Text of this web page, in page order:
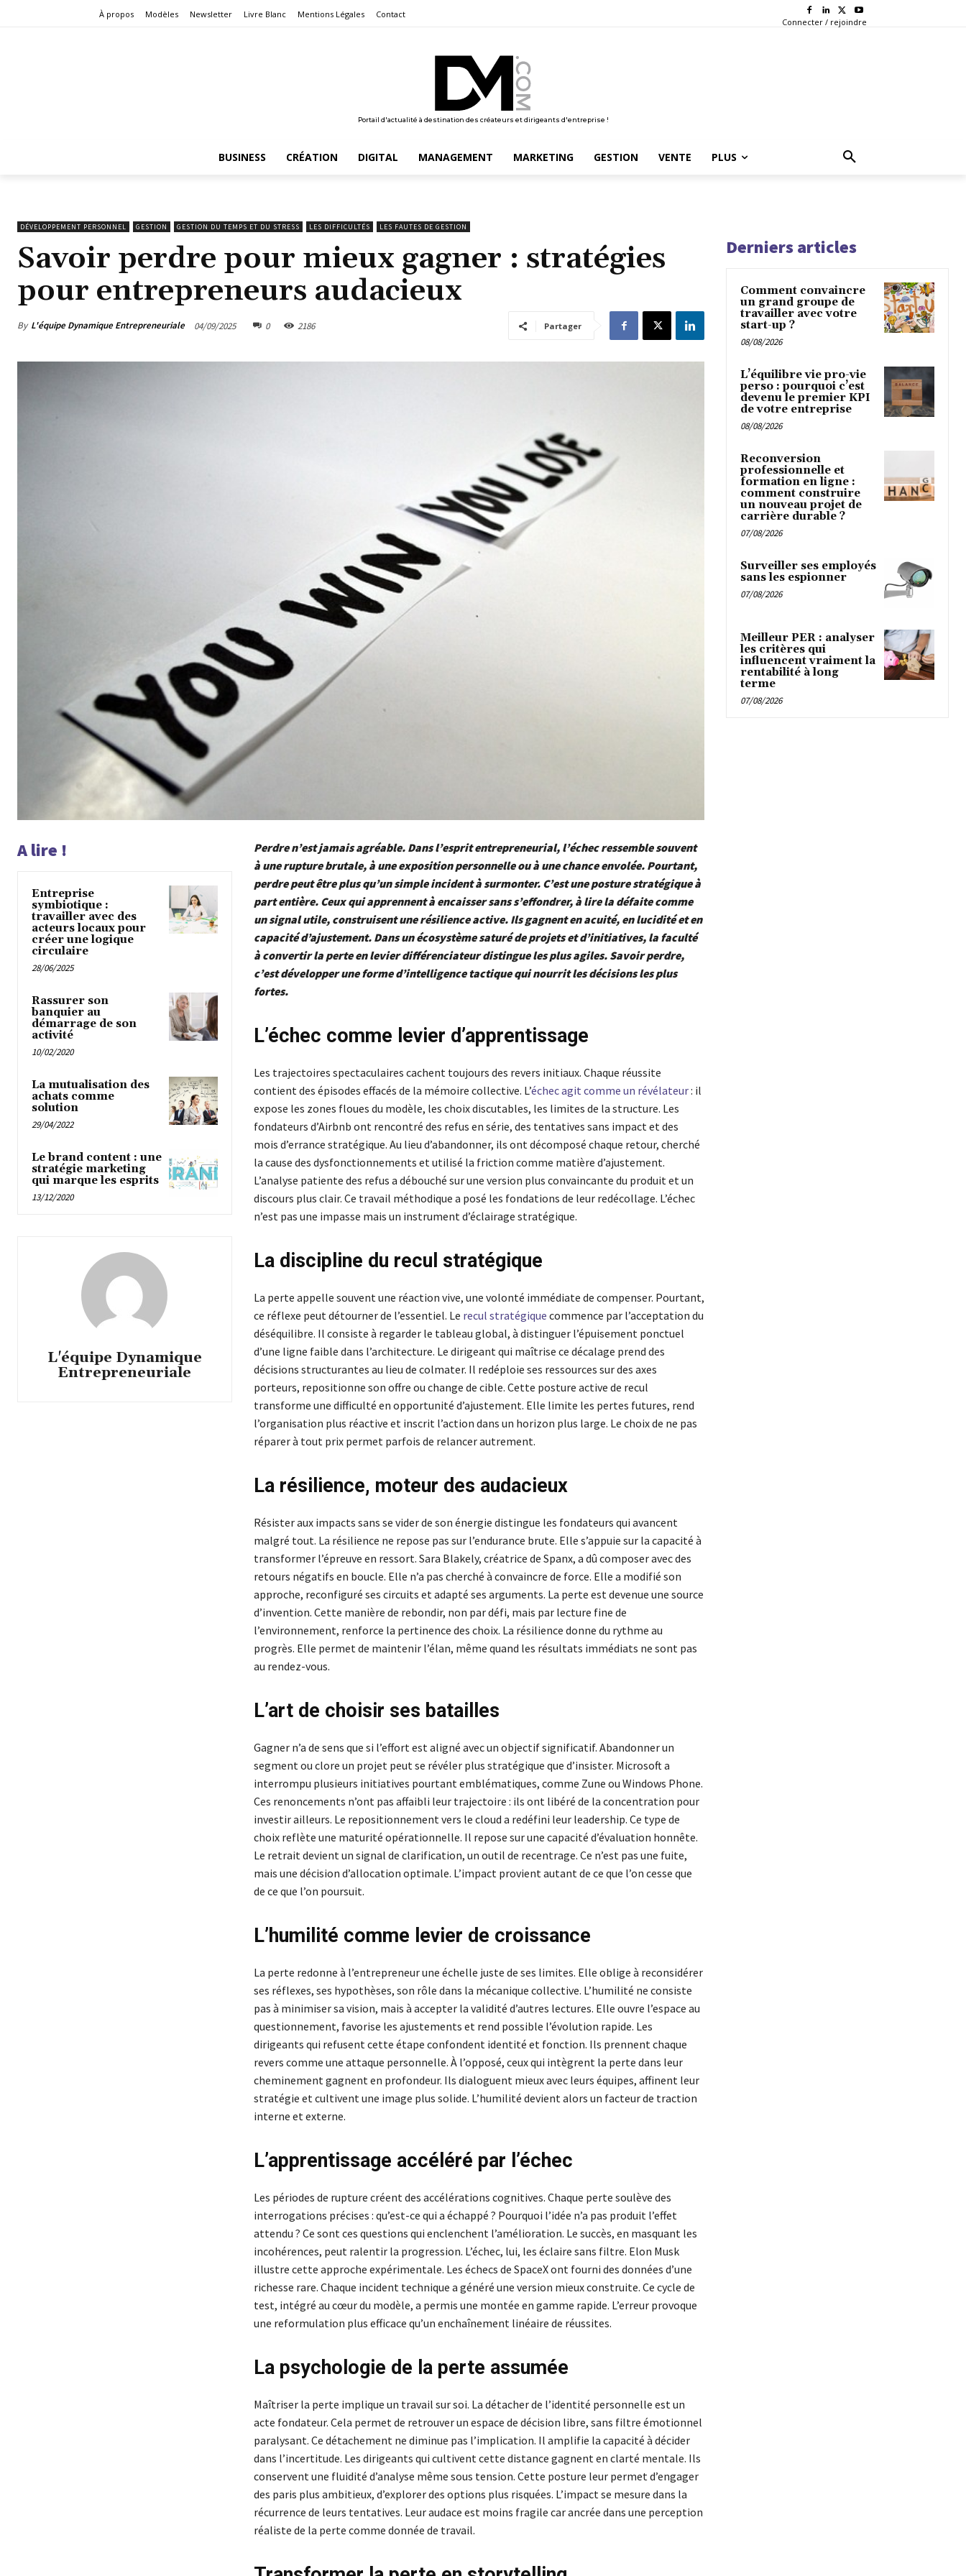
À propos Modèles Newsletter Livre Blanc Mentions Légales Contact
Connecter / rejoindre
Portail d'actualité à destination des créateurs et dirigeants d'entreprise !
BUSINESS CRÉATION DIGITAL MANAGEMENT MARKETING GESTION VENTE PLUS
DÉVELOPPEMENT PERSONNEL GESTION GESTION DU TEMPS ET DU STRESS LES DIFFICULTÉS LES FAUTES DE GESTION
Savoir perdre pour mieux gagner : stratégies
pour entrepreneurs audacieux
By L'équipe Dynamique Entrepreneuriale 04/09/2025 0 2186 Partager
A lire !
Entreprise
symbiotique :
travailler avec des
acteurs locaux pour
créer une logique
circulaire
28/06/2025
Rassurer son
banquier au
démarrage de son
activité
10/02/2020
La mutualisation des
achats comme
solution
29/04/2022
Le brand content : une
stratégie marketing
qui marque les esprits
13/12/2020
L'équipe Dynamique
Entrepreneuriale
Perdre n’est jamais agréable. Dans l’esprit entrepreneurial, l’échec ressemble souvent
à une rupture brutale, à une exposition personnelle ou à une chance envolée. Pourtant,
perdre peut être plus qu’un simple incident à surmonter. C’est une posture stratégique à
part entière. Ceux qui apprennent à encaisser sans s’effondrer, à lire la défaite comme
un signal utile, construisent une résilience active. Ils gagnent en acuité, en lucidité et en
capacité d’ajustement. Dans un écosystème saturé de projets et d’initiatives, la faculté
à convertir la perte en levier différenciateur distingue les plus agiles. Savoir perdre,
c’est développer une forme d’intelligence tactique qui nourrit les décisions les plus
fortes.
L’échec comme levier d’apprentissage
Les trajectoires spectaculaires cachent toujours des revers initiaux. Chaque réussite
contient des épisodes effacés de la mémoire collective. L’échec agit comme un révélateur: il
expose les zones floues du modèle, les choix discutables, les limites de la structure. Les
fondateurs d’Airbnb ont rencontré des refus en série, des tentatives sans impact et des
mois d’errance stratégique. Au lieu d’abandonner, ils ont décomposé chaque retour, cherché
la cause des dysfonctionnements et utilisé la friction comme matière d’ajustement.
L’analyse patiente des refus a débouché sur une version plus convaincante du produit et un
discours plus clair. Ce travail méthodique a posé les fondations de leur redécollage. L’échec
n’est pas une impasse mais un instrument d’éclairage stratégique.
La discipline du recul stratégique
La perte appelle souvent une réaction vive, une volonté immédiate de compenser. Pourtant,
ce réflexe peut détourner de l’essentiel. Le recul stratégique commence par l’acceptation du
déséquilibre. Il consiste à regarder le tableau global, à distinguer l’épuisement ponctuel
d’une ligne faible dans l’architecture. Le dirigeant qui maîtrise ce décalage prend des
décisions structurantes au lieu de colmater. Il redéploie ses ressources sur des axes
porteurs, repositionne son offre ou change de cible. Cette posture active de recul
transforme une difficulté en opportunité d’ajustement. Elle limite les pertes futures, rend
l’organisation plus réactive et inscrit l’action dans un horizon plus large. Le choix de ne pas
réparer à tout prix permet parfois de relancer autrement.
La résilience, moteur des audacieux
Résister aux impacts sans se vider de son énergie distingue les fondateurs qui avancent
malgré tout. La résilience ne repose pas sur l’endurance brute. Elle s’appuie sur la capacité à
transformer l’épreuve en ressort. Sara Blakely, créatrice de Spanx, a dû composer avec des
retours négatifs en boucle. Elle n’a pas cherché à convaincre de force. Elle a modifié son
approche, reconfiguré ses circuits et adapté ses arguments. La perte est devenue une source
d’invention. Cette manière de rebondir, non par défi, mais par lecture fine de
l’environnement, renforce la pertinence des choix. La résilience donne du rythme au
progrès. Elle permet de maintenir l’élan, même quand les résultats immédiats ne sont pas
au rendez-vous.
L’art de choisir ses batailles
Gagner n’a de sens que si l’effort est aligné avec un objectif significatif. Abandonner un
segment ou clore un projet peut se révéler plus stratégique que d’insister. Microsoft a
interrompu plusieurs initiatives pourtant emblématiques, comme Zune ou Windows Phone.
Ces renoncements n’ont pas affaibli leur trajectoire : ils ont libéré de la concentration pour
investir ailleurs. Le repositionnement vers le cloud a redéfini leur leadership. Ce type de
choix reflète une maturité opérationnelle. Il repose sur une capacité d’évaluation honnête.
Le retrait devient un signal de clarification, un outil de recentrage. Ce n’est pas une fuite,
mais une décision d’allocation optimale. L’impact provient autant de ce que l’on cesse que
de ce que l’on poursuit.
L’humilité comme levier de croissance
La perte redonne à l’entrepreneur une échelle juste de ses limites. Elle oblige à reconsidérer
ses réflexes, ses hypothèses, son rôle dans la mécanique collective. L’humilité ne consiste
pas à minimiser sa vision, mais à accepter la validité d’autres lectures. Elle ouvre l’espace au
questionnement, favorise les ajustements et rend possible l’évolution rapide. Les
dirigeants qui refusent cette étape confondent identité et fonction. Ils prennent chaque
revers comme une attaque personnelle. À l’opposé, ceux qui intègrent la perte dans leur
cheminement gagnent en profondeur. Ils dialoguent mieux avec leurs équipes, affinent leur
stratégie et cultivent une image plus solide. L’humilité devient alors un facteur de traction
interne et externe.
L’apprentissage accéléré par l’échec
Les périodes de rupture créent des accélérations cognitives. Chaque perte soulève des
interrogations précises : qu’est-ce qui a échappé ? Pourquoi l’idée n’a pas produit l’effet
attendu ? Ce sont ces questions qui enclenchent l’amélioration. Le succès, en masquant les
incohérences, peut ralentir la progression. L’échec, lui, les éclaire sans filtre. Elon Musk
illustre cette approche expérimentale. Les échecs de SpaceX ont fourni des données d’une
richesse rare. Chaque incident technique a généré une version mieux construite. Ce cycle de
test, intégré au cœur du modèle, a permis une montée en gamme rapide. L’erreur provoque
une reformulation plus efficace qu’un enchaînement linéaire de réussites.
La psychologie de la perte assumée
Maîtriser la perte implique un travail sur soi. La détacher de l’identité personnelle est un
acte fondateur. Cela permet de retrouver un espace de décision libre, sans filtre émotionnel
paralysant. Ce détachement ne diminue pas l’implication. Il amplifie la capacité à décider
dans l’incertitude. Les dirigeants qui cultivent cette distance gagnent en clarté mentale. Ils
conservent une fluidité d’analyse même sous tension. Cette posture leur permet d’engager
des paris plus ambitieux, d’explorer des options plus risquées. L’impact se mesure dans la
récurrence de leurs tentatives. Leur audace est moins fragile car ancrée dans une perception
réaliste de la perte comme donnée de travail.
Derniers articles
Comment convaincre
un grand groupe de
travailler avec votre
start-up ?
08/08/2026
L’équilibre vie pro-vie
perso : pourquoi c’est
devenu le premier KPI
de votre entreprise
08/08/2026
Reconversion
professionnelle et
formation en ligne :
comment construire
un nouveau projet de
carrière durable ?
07/08/2026
Surveiller ses employés
sans les espionner
07/08/2026
Meilleur PER : analyser
les critères qui
influencent vraiment la
rentabilité à long
terme
07/08/2026